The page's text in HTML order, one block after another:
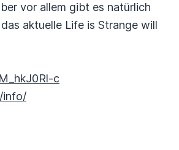
vor allem gibt es natürlich
aktuelle Life is Strange will
c
info/